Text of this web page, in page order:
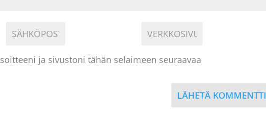
ja sivustoni tähän selaimeen seuraavaa
LÄHETÄ KOMMENTTI